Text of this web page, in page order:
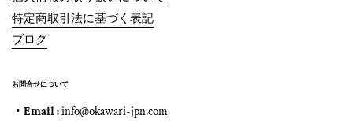
特定商取引法に基づく表記
ブログ
お問合せについて
・Email :info@okawari-jpn.com